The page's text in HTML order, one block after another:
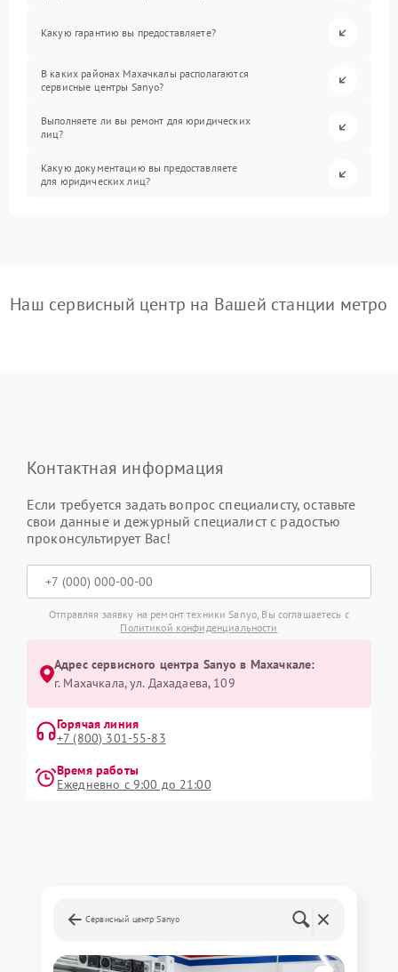
Какую гарантию вы предоставляете?
В каких районах Махачкалы располагаются
сервисные центры Sanyo?
Выполняете ли вы ремонт для юридических
лиц?
Какую документацию вы предоставляете
для юридических лиц?
Наш сервисный центр на Вашей станции метро
Контактная информация
Если требуется задать вопрос специалисту, оставьте
свои данные и дежурный специалист с радостью
проконсультирует Вас!
Отправляя заявку на ремонт техники Sanyo, Вы соглашаетесь с
Политикой конфиденциальности
Адрес сервисного центра Sanyo в Махачкале:
г. Махачкала, ул. Дахадаева, 109
Горячая линия
+7 (800) 301-55-83
Время работы
Ежедневно с 9:00 до 21:00
Сервисный центр Sanyo